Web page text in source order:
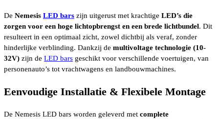
De Nemesis LED bars zijn uitgerust met krachtige LED’s die
zorgen voor een hoge lichtopbrengst en een brede lichtbundel. Dit
resulteert in een optimaal zicht, zowel dichtbij als veraf, zonder
hinderlijke verblinding. Dankzij de multivoltage technologie (10-
32V) zijn de LED bars geschikt voor verschillende voertuigen, van
personenauto’s tot vrachtwagens en landbouwmachines.
Eenvoudige Installatie & Flexibele Montage
De Nemesis LED bars worden geleverd met complete